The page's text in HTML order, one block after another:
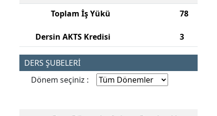
Toplam İş Yükü
Dersin AKTS Kredisi
78
3
DERS ŞUBELERİ
Dönem seçiniz :